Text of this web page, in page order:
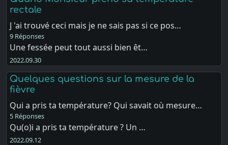
rectale
J 'ai trouvé ceci mais je ne sais pas si ce pos…
9 Réponses
Une fessée peut tout aussi bien êt…
2022.09.30
Quelques questions sur la mesure de la
fièvre
Qui a pris ta température? Qui savait où mesure…
5 Réponses
Qu(o)i a pris ta température ? Un …
2022.09.12